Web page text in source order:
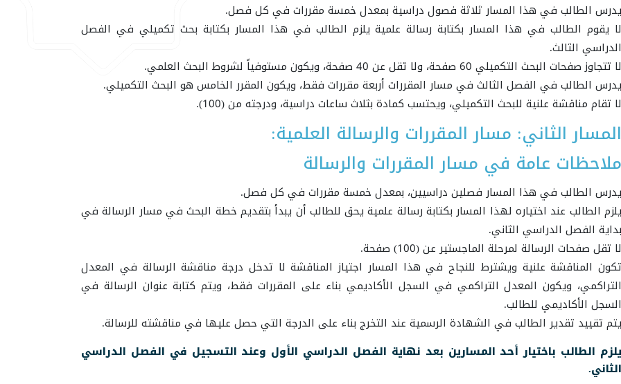
يدرس الطالب في هذا المسار ثلاثة فصول دراسية بمعدل خمسة مقررات في كل فصل.
لا يقوم الطالب في هذا المسار بكتابة رسالة علمية يلزم الطالب في هذا المسار بكتابة بحث تكميلي في الفصل
الدراسي الثالث.
لا تتجاوز صفحات البحث التكميلي 60 صفحة، ولا تقل عن 40 صفحة، ويكون مستوفياً لشروط البحث العلمي.
يدرس الطالب في الفصل الثالث في مسار المقررات أربعة مقررات فقط، ويكون المقرر الخامس هو البحث التكميلي.
لا تقام مناقشة علنية للبحث التكميلي، ويحتسب كمادة بثلاث ساعات دراسية، ودرجته من (100).
المسار الثاني: مسار المقررات والرسالة العلمية:
ملاحظات عامة في مسار المقررات والرسالة
يدرس الطالب في هذا المسار فصلين دراسيين، بمعدل خمسة مقررات في كل فصل.
يلزم الطالب عند اختياره لهذا المسار بكتابة رسالة علمية يحق للطالب أن يبدأ بتقديم خطة البحث في مسار الرسالة في
بداية الفصل الدراسي الثاني.
لا تقل صفحات الرسالة لمرحلة الماجستير عن (100) صفحة.
تكون المناقشة علنية ويشترط للنجاح في هذا المسار اجتياز المناقشة لا تدخل درجة مناقشة الرسالة في المعدل
التراكمي، ويكون المعدل التراكمي في السجل الأكاديمي بناء على المقررات فقط، ويتم كتابة عنوان الرسالة في
السجل الأكاديمي للطالب.
يتم تقييد تقدير الطالب في الشهادة الرسمية عند التخرج بناء على الدرجة التي حصل عليها في مناقشته للرسالة.
يلزم الطالب باختيار أحد المسارين بعد نهاية الفصل الدراسي الأول وعند التسجيل في الفصل الدراسي
الثاني.